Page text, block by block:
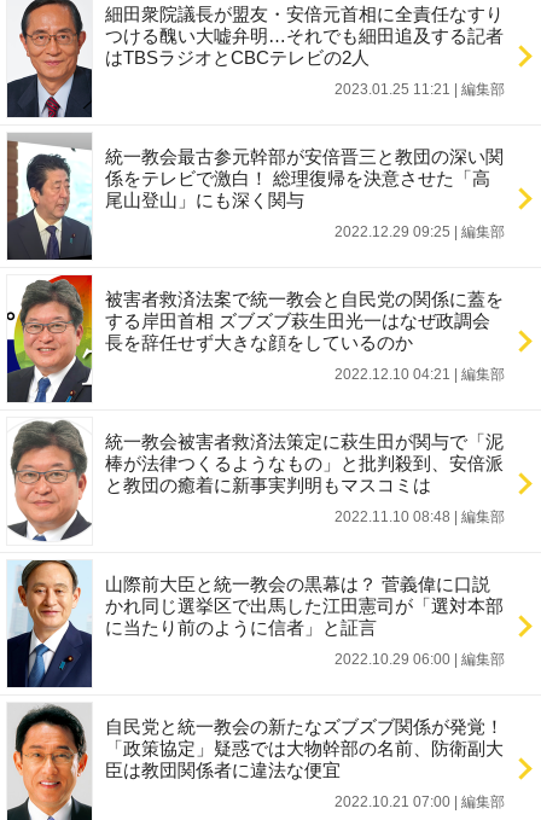
細田衆院議長が盟友・安倍元首相に全責任なすり
つける醜い大嘘弁明…それでも細田追及する記者
はTBSラジオとCBCテレビの2人
2023.01.25 11:21 編集部
統一教会最古参元幹部が安倍晋三と教団の深い関
係をテレビで激白！ 総理復帰を決意させた「高
尾山登山」にも深く関与
2022.12.29 09:25 編集部
被害者救済法案で統一教会と自民党の関係に蓋を
する岸田首相 ズブズブ萩生田光一はなぜ政調会
長を辞任せず大きな顔をしているのか
2022.12.10 04:21 編集部
統一教会被害者救済法策定に萩生田が関与で「泥
棒が法律つくるようなもの」と批判殺到、安倍派
と教団の癒着に新事実判明もマスコミは
2022.11.10 08:48 編集部
山際前大臣と統一教会の黒幕は？ 菅義偉に口説
かれ同じ選挙区で出馬した江田憲司が「選対本部
に当たり前のように信者」と証言
2022.10.29 06:00 編集部
自民党と統一教会の新たなズブズブ関係が発覚！
「政策協定」疑惑では大物幹部の名前、防衛副大
臣は教団関係者に違法な便宜
2022.10.21 07:00 編集部